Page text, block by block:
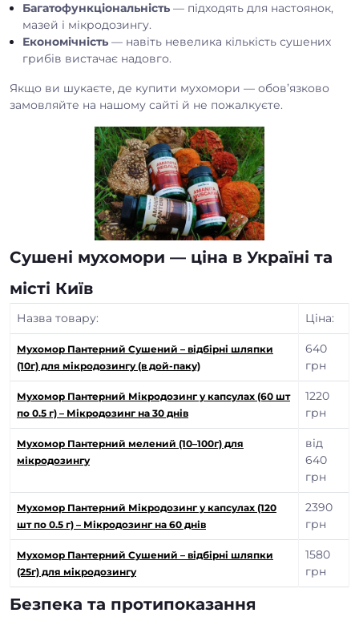
Багатофункціональність — підходять для настоянок,
мазей і мікродозингу.
Економічність — навіть невелика кількість сушених
грибів вистачає надовго.
Якщо ви шукаєте, де купити мухомори — обов’язково
замовляйте на нашому сайті й не пожалкуєте.
Сушені мухомори — ціна в Україні та
місті Київ
Назва товару: Ціна:
Мухомор Пантерний Сушений – відбірні шляпки
(10г) для мікродозингу (в дой-паку)
640
грн
Мухомор Пантерний Мікродозинг у капсулах (60 шт
по 0.5 г) – Мікродозинг на 30 днів
1220
грн
Мухомор Пантерний мелений (10–100г) для
мікродозингу
від
640
грн
Мухомор Пантерний Мікродозинг у капсулах (120
шт по 0.5 г) – Мікродозинг на 60 днів
2390
грн
Мухомор Пантерний Сушений – відбірні шляпки
(25г) для мікродозингу
1580
грн
Безпека та протипоказання